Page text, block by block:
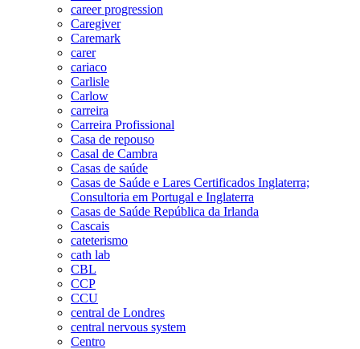
career progression
Caregiver
Caremark
carer
cariaco
Carlisle
Carlow
carreira
Carreira Profissional
Casa de repouso
Casal de Cambra
Casas de saúde
Casas de Saúde e Lares Certificados Inglaterra;
Consultoria em Portugal e Inglaterra
Casas de Saúde República da Irlanda
Cascais
cateterismo
cath lab
CBL
CCP
CCU
central de Londres
central nervous system
Centro